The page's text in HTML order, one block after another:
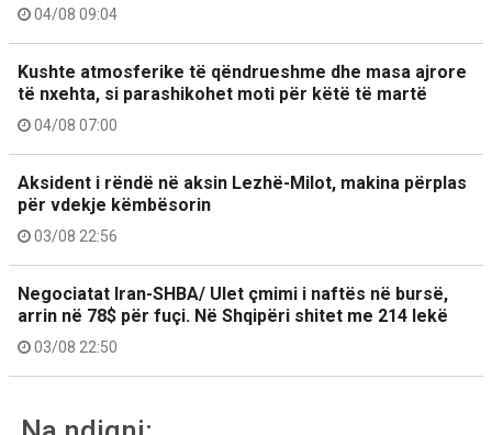
04/08 09:04
Kushte atmosferike të qëndrueshme dhe masa ajrore
të nxehta, si parashikohet moti për këtë të martë
04/08 07:00
Aksident i rëndë në aksin Lezhë-Milot, makina përplas
për vdekje këmbësorin
03/08 22:56
Negociatat Iran-SHBA/ Ulet çmimi i naftës në bursë,
arrin në 78$ për fuçi. Në Shqipëri shitet me 214 lekë
03/08 22:50